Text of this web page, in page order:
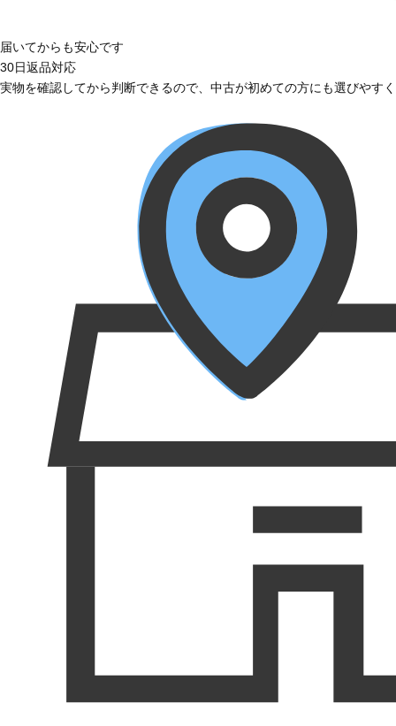
届いてからも安心です
30日返品対応
実物を確認してから判断できるので、中古が初めての方にも選びやす